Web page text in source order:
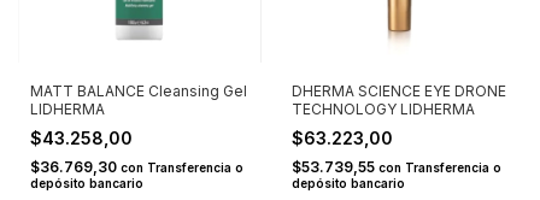
MATT BALANCE Cleansing Gel
LIDHERMA
$43.258,00
$36.769,30 con Transferencia o
depósito bancario
DHERMA SCIENCE EYE DRONE
TECHNOLOGY LIDHERMA
$63.223,00
$53.739,55 con Transferencia o
depósito bancario